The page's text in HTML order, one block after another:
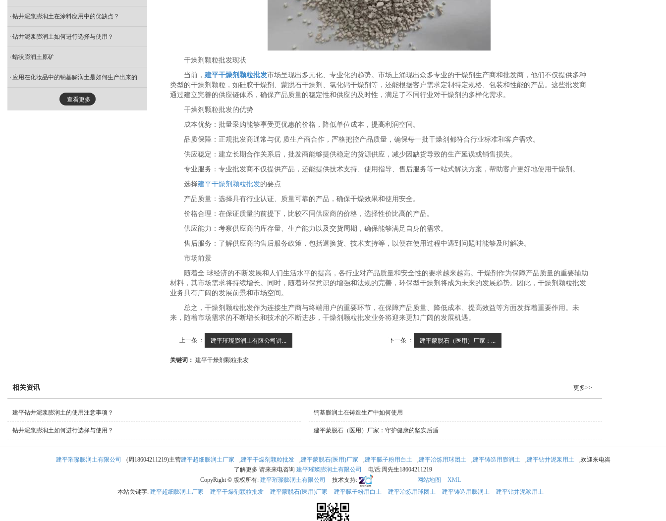
干燥剂颗粒批发现状
当前， 建平干燥剂颗粒批发市场呈现出多元化、专业化的趋势。市场上涌现出众多专业的干燥剂生产商和批发商，他们不仅提供多种
类型的干燥剂颗粒，如硅胶干燥剂、蒙脱石干燥剂、氯化钙干燥剂等，还能根据客户需求定制特定规格、包装和性能的产品。这些批发商
通过建立完善的供应链体系，确保产品质量的稳定性和供应的及时性，满足了不同行业对干燥剂的多样化需求。
干燥剂颗粒批发的优势
成本优势：批量采购能够享受更优惠的价格，降低单位成本，提高利润空间。
品质保障：正规批发商通常与优 质生产商合作，严格把控产品质量，确保每一批干燥剂都符合行业标准和客户需求。
供应稳定：建立长期合作关系后，批发商能够提供稳定的货源供应，减少因缺货导致的生产延误或销售损失。
专业服务：专业批发商不仅提供产品，还能提供技术支持、使用指导、售后服务等一站式解决方案，帮助客户更好地使用干燥剂。
选择建平干燥剂颗粒批发的要点
产品质量：选择具有行业认证、质量可靠的产品，确保干燥效果和使用安全。
价格合理：在保证质量的前提下，比较不同供应商的价格，选择性价比高的产品。
供应能力：考察供应商的库存量、生产能力以及交货周期，确保能够满足自身的需求。
售后服务：了解供应商的售后服务政策，包括退换货、技术支持等，以便在使用过程中遇到问题时能够及时解决。
市场前景
随着全 球经济的不断发展和人们生活水平的提高，各行业对产品质量和安全性的要求越来越高。干燥剂作为保障产品质量的重要辅助
材料，其市场需求将持续增长。同时，随着环保意识的增强和法规的完善，环保型干燥剂将成为未来的发展趋势。因此，干燥剂颗粒批发
业务具有广阔的发展前景和市场空间。
总之，干燥剂颗粒批发作为连接生产商与终端用户的重要环节，在保障产品质量、降低成本、提高效益等方面发挥着重要作用。未
来，随着市场需求的不断增长和技术的不断进步，干燥剂颗粒批发业务将迎来更加广阔的发展机遇。
上一条 ： 建平璀璨膨润土有限公司讲... 下一条 ： 建平蒙脱石（医用）厂家：...
关键词： 建平干燥剂颗粒批发
钻井泥浆膨润土在涂料应用中的优缺点？
钻井泥浆膨润土如何进行选择与使用？
蜡状膨润土原矿
应用在化妆品中的钠基膨润土是如何生产出来的
查看更多
相关资讯 更多>>
建平钻井泥浆膨润土的使用注意事项？ 钙基膨润土在铸造生产中如何使用
钻井泥浆膨润土如何进行选择与使用？ 建平蒙脱石（医用）厂家：守护健康的坚实后盾
建平璀璨膨润土有限公司 (周18604211219)主营建平超细膨润土厂家 ,建平干燥剂颗粒批发 ,建平蒙脱石(医用)厂家 ,建平腻子粉用白土 ,建平冶炼用球团土 ,建平铸造用膨润土 ,建平钻井泥浆用土
,欢迎来电咨
了解更多 请来来电咨询 建平璀璨膨润土有限公司
电话:周先生18604211219
CopyRight © 版权所有: 建平璀璨膨润土有限公司 技术支持: 网站地图
XML
本站关键字: 建平超细膨润土厂家 建平干燥剂颗粒批发 建平蒙脱石(医用)厂家 建平腻子粉用白土 建平冶炼用球团土 建平铸造用膨润土 建平钻井泥浆用土